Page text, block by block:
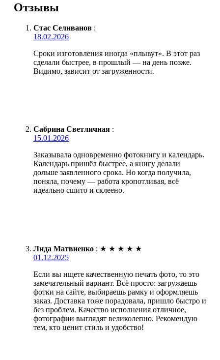
Отзывы
Стас Селиванов :
18.02.2026
Сроки изготовления иногда «плывут». В этот раз
сделали быстрее, в прошлый — на день позже.
Видимо, зависит от загруженности.
Сабрина Светличная :
15.01.2026
Заказывала одновременно фотокнигу и календарь.
Календарь пришёл быстрее, а книгу делали
дольше заявленного срока. Но когда получила,
поняла, почему — работа кропотливая, всё
идеально сшито и склеено.
Лида Матвиенко : ★ ★ ★ ★ ★
01.12.2025
Если вы ищете качественную печать фото, то это
замечательный вариант. Всё просто: загружаешь
фотки на сайте, выбираешь рамку и оформляешь
заказ. Доставка тоже порадовала, пришло быстро и
без проблем. Качество исполнения отличное,
фотографии выглядят великолепно. Рекомендую
тем, кто ценит стиль и удобство!